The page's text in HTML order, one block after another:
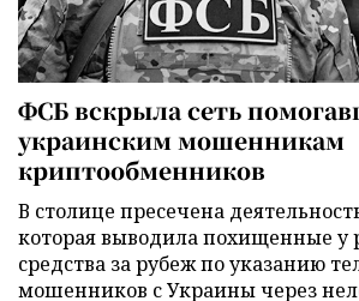
ФСБ вскрыла сеть
украинским мошенникам
криптообменников
В столице пресечена
которая выводила похищенные у
средства за рубеж по указанию
мошенников с Украины через